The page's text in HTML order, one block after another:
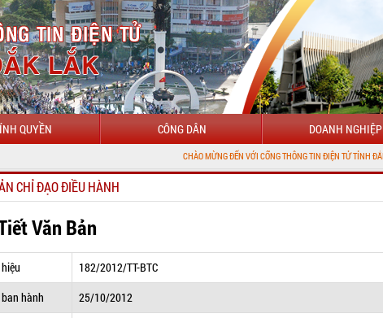
QUYỀN CÔNG DÂN DOANH NGHIỆP
CHÀO MỪNG ĐẾN VỚI CỔNG THÔNG TIN ĐIỆN TỬ TỈNH ĐẮK LẮK
CHỈ ĐẠO ĐIỀU HÀNH
Văn Bản
182/2012/TT-BTC
hành
25/10/2012